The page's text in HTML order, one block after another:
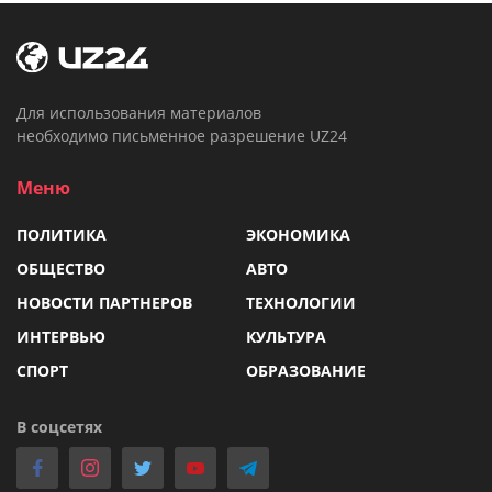
Для использования материалов
необходимо письменное разрешение UZ24
Меню
ПОЛИТИКА
ЭКОНОМИКА
ОБЩЕСТВО
АВТО
НОВОСТИ ПАРТНЕРОВ
ТЕХНОЛОГИИ
ИНТЕРВЬЮ
КУЛЬТУРА
СПОРТ
ОБРАЗОВАНИЕ
В соцсетях